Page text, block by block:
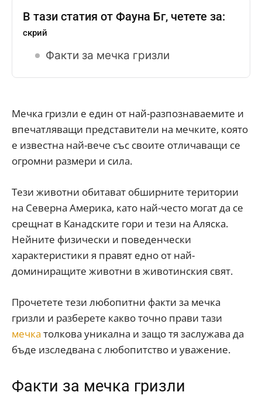
В тази статия от Фауна Бг, четете за:
скрий
Факти за мечка гризли
Мечка гризли е един от най-разпознаваемите и
впечатляващи представители на мечките, която
е известна най-вече със своите отличаващи се
огромни размери и сила.
Тези животни обитават обширните територии
на Северна Америка, като най-често могат да се
срещнат в Канадските гори и тези на Аляска.
Нейните физически и поведенчески
характеристики я правят едно от най-
доминиращите животни в животинския свят.
Прочетете тези любопитни факти за мечка
гризли и разберете какво точно прави тази
мечка толкова уникална и защо тя заслужава да
бъде изследвана с любопитство и уважение.
Факти за мечка гризли